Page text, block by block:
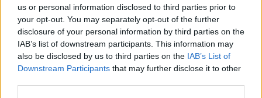
us or personal information disclosed to third parties prior to
your opt-out. You may separately opt-out of the further
disclosure of your personal information by third parties on the
IAB’s list of downstream participants. This information may
also be disclosed by us to third parties on the IAB’s List of
Downstream Participants that may further disclose it to other
Ακολουθήστε το E-Radio.gr στοGoogle News
και μάθετε πρώτοιτα πιο hot νέα .
Για ακόμη περισσότερανέα, μπείτε στηνροή
ειδήσεωντου E-Daily.gr